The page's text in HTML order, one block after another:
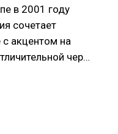
в 2001 году
сочетает
акцентом на
чер…